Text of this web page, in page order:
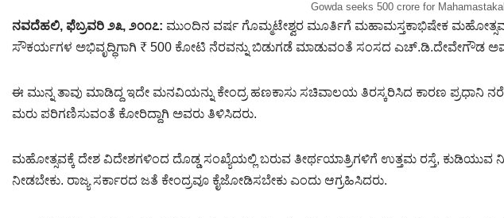
Gowda seeks 500 crore for
ನವದೆಹಲಿ, ಫೆಬ್ರವರಿ ೨೩, ೨೦೧೭: ಮುಂದಿನ ವರ್ಷ ಗೊಮ್ಮಟೇಶ್ವರ ಮೂರ್ತಿಗೆ ಮಹಾಮಸ್ತಕಾಭಿಷೇಕ ಮಹೋತ್ಸವ
ಸೌಕರ್ಯಗಳ ಅಭಿವೃದ್ಧಿಗಾಗಿ ₹ 500 ಕೋಟಿ ನೆರವನ್ನು ಬಿಡುಗಡೆ ಮಾಡುವಂತೆ ಸಂಸದ ಎಚ್.ಡಿ.ದೇವೇಗೌಡ ಅವರು
ಈ ಮುನ್ನ ತಾವು ಮಾಡಿದ್ದ ಇದೇ ಮನವಿಯನ್ನು ಕೇಂದ್ರ ಹಣಕಾಸು ಸಚಿವಾಲಯ ತಿರಸ್ಕರಿಸಿದ ಕಾರಣ ಪ್ರಧಾನಿ
ಮರು ಪರಿಗಣಿಸುವಂತೆ ಕೋರಿದ್ದಾಗಿ ಅವರು ತಿಳಿಸಿದರು.
ಮಹೋತ್ಸವಕ್ಕೆ ದೇಶ ವಿದೇಶಗಳಿಂದ ದೊಡ್ಡ ಸಂಖ್ಯೆಯಲ್ಲಿ ಬರುವ ತೀರ್ಥಯಾತ್ರಿಗಳಿಗೆ ಉತ್ತಮ ರಸ್ತೆ, ಕುಡಿಯುವ
ನೀಡಬೇಕು. ರಾಜ್ಯ ಸರ್ಕಾರದ ಜತೆ ಕೇಂದ್ರವೂ ಕೈಜೋಡಿಸಬೇಕು ಎಂದು ಆಗ್ರಹಿಸಿದರು.